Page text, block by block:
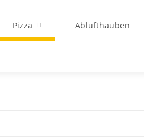
Pizza Ablufthauben